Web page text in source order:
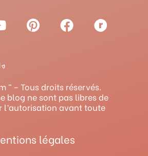
P
i
r
e
s
F
a
o
o
k
R
a
y
™ – Tous droits réservés.
blog ne sont pas libres de
l’autorisation avant toute
légales